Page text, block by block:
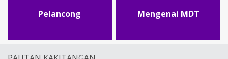
Pelancong Mengenai MDT